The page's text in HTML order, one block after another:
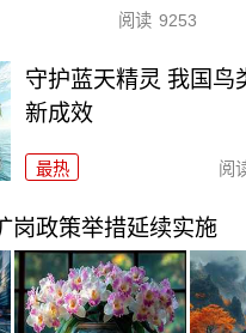
阅读 9253
守护蓝天精灵 我国鸟
新成效
最热 阅
岗政策举措延续实施